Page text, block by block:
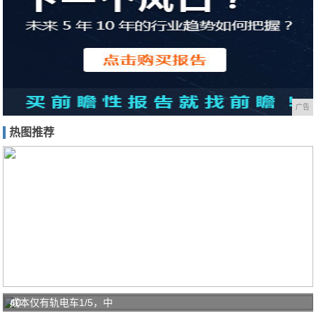
广告
热图推荐
40
成本仅有轨电车1/5，中